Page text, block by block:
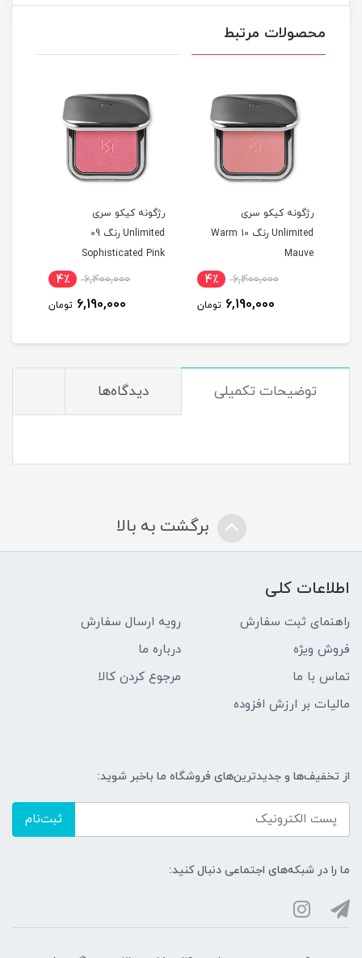
محصولات مرتبط
رژگونه کیکو سری
Unlimited رنگ 10 Warm
Mauve
6,400,000 4٪
6,190,000 تومان
رژگونه کیکو سری
Unlimited رنگ 09
Sophisticated Pink
6,400,000 4٪
6,190,000 تومان
توضیحات تکمیلی دیدگاه‌ها
برگشت به بالا
اطلاعات کلی
راهنمای ثبت سفارش
رویه ارسال سفارش
فروش ویژه
درباره ما
تماس با ما
مرجوع کردن کالا
مالیات بر ارزش افزوده
از تخفیف‌ها و جدیدترین‌های فروشگاه ما باخبر شوید:
ثبت‌نام
ما را در شبکه‌های اجتماعی دنبال کنید: